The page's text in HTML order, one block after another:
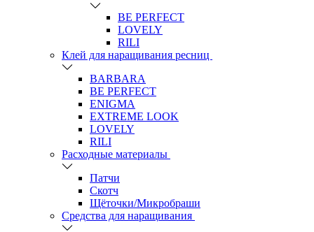
BE PERFECT
LOVELY
RILI
Клей для наращивания ресниц
BARBARA
BE PERFECT
ENIGMA
EXTREME LOOK
LOVELY
RILI
Расходные материалы
Патчи
Скотч
Щёточки/Микробраши
Средства для наращивания